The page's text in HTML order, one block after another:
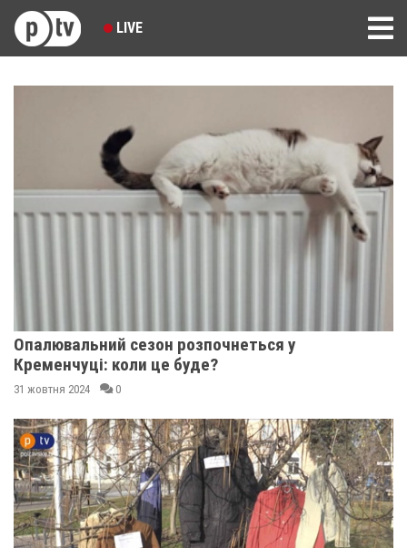
LIVE
Опалювальний сезон розпочнеться у
Кременчуці: коли це буде?
31 жовтня 2024 0